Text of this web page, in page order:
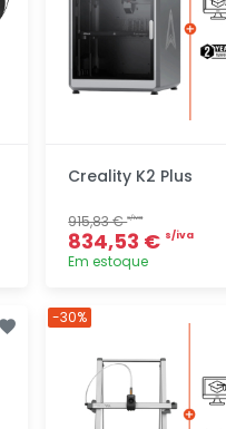
Creality K2 Plus
915,83 €s/iva
834,53 € s/iva
Em estoque
-30%